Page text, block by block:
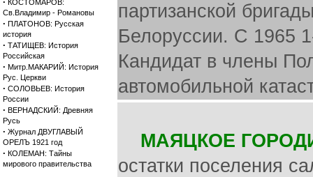
КОСТОМАРОВ:
Св.Владимир - Романовы
· ПЛАТОНОВ: Русская
история
· ТАТИЩЕВ: История
Российская
· Митр.МАКАРИЙ: История
Рус. Церкви
· СОЛОВЬЕВ: История
России
· ВЕРНАДСКИЙ: Древняя
Русь
· Журнал ДВУГЛАВЫЙ
ОРЕЛЪ 1921 год
· КОЛЕМАН: Тайны
мирового правительства
партизанской
Белоруссии. С 1965
Кандидат в члены
автомобильной
МАЯЦКОЕ
остатки поселения